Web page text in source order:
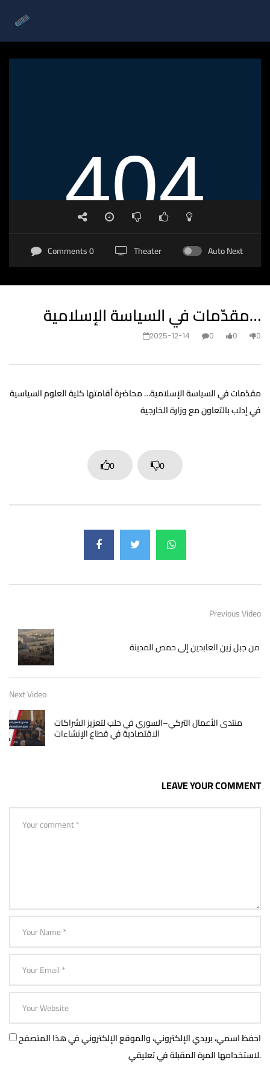
Auto Next
Theater
0 Comments
مقدّمات في السياسة الإسلامية…
2025-12-14 0 0 0
مقدّمات في السياسة الإسلامية… محاضرة أقامتها كلية العلوم السياسية
في إدلب بالتعاون مع وزارة الخارجية
0 0
Previous Video
من جبل زين العابدين إلى حمص المدينة
Next Video
منتدى الأعمال التركي–السوري في حلب لتعزيز الشراكات
الاقتصادية في قطاع الإنشاءات
LEAVE YOUR COMMENT
احفظ اسمي، بريدي الإلكتروني، والموقع الإلكتروني في هذا المتصفح
لاستخدامها المرة المقبلة في تعليقي.